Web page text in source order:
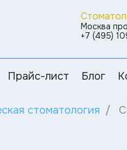
Москва
+7 (495)
Прайс-лист Блог
стоматология